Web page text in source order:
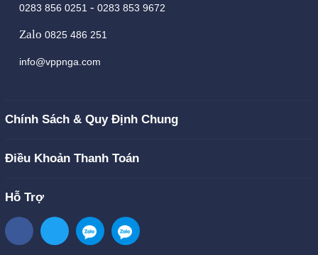
0283 856 0251 - 0283 853 9672
Zalo 0825 486 251
info@vppnga.com
Chính Sách & Quy Định Chung
Điều Khoản Thanh Toán
Hỗ Trợ